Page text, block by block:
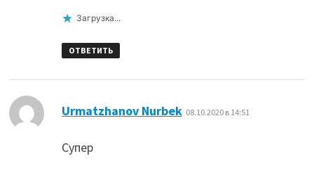
Загрузка...
ОТВЕТИТЬ
Urmatzhanov Nurbek: 08.10.2020 в 14:51
Супер